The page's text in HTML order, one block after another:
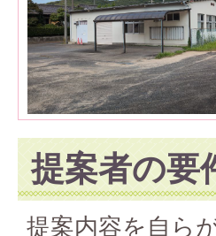
提案者の要
提案内容を自ら